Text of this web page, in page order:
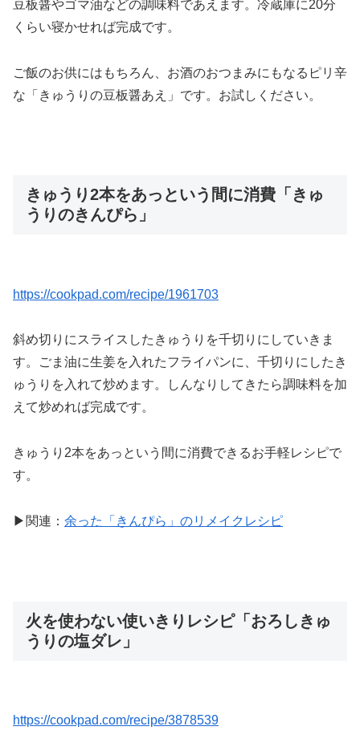
豆板醤やゴマ油などの調味料であえます。冷蔵庫に20分
くらい寝かせれば完成です。
ご飯のお供にはもちろん、お酒のおつまみにもなるピリ辛
な「きゅうりの豆板醤あえ」です。お試しください。
きゅうり2本をあっという間に消費「きゅ
うりのきんぴら」
https://cookpad.com/recipe/1961703
斜め切りにスライスしたきゅうりを千切りにしていきま
す。ごま油に生姜を入れたフライパンに、千切りにしたき
ゅうりを入れて炒めます。しんなりしてきたら調味料を加
えて炒めれば完成です。
きゅうり2本をあっという間に消費できるお手軽レシピで
す。
▶関連： 余った「きんぴら」のリメイクレシピ
火を使わない使いきりレシピ「おろしきゅ
うりの塩ダレ」
https://cookpad.com/recipe/3878539